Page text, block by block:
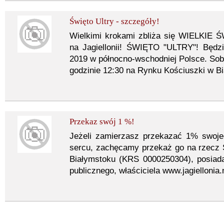
Święto Ultry - szczegóły!
Wielkimi krokami zbliża się WIELKIE
na Jagiellonii! ŚWIĘTO "ULTRY"!
2019 w północno-wschodniej Polsce.
godzinie 12:30 na Rynku Kościuszki w
Przekaz swój 1 %!
Jeżeli zamierzasz przekazać 1%
sercu, zachęcamy przekaż go na rzecz
Białymstoku (KRS 0000250304),
publicznego, właściciela